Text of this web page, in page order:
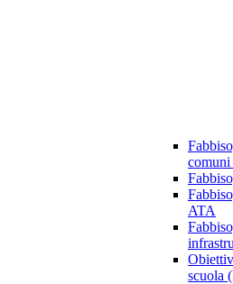
comuni
ATA
scuola